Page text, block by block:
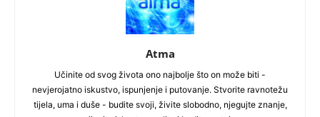
Atma
Učinite od svog života ono najbolje što on može biti -
nevjerojatno iskustvo, ispunjenje i putovanje. Stvorite ravnotežu
tijela, uma i duše - budite svoji, živite slobodno, njegujte znanje,